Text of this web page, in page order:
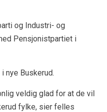
og Industri- og
Pensjonistpartiet i
nye Buskerud.
veldig glad for at de vil
fylke, sier felles